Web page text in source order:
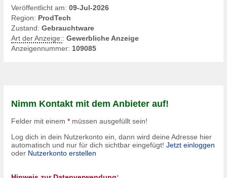
Veröffentlicht am: 09-Jul-2026
Region: ProdTech
Zustand: Gebrauchtware
Art der Anzeige:: Gewerbliche Anzeige
Anzeigennummer: 109085
Nimm Kontakt mit dem Anbieter auf!
Felder mit einem * müssen ausgefüllt sein!
Log dich in dein Nutzerkonto ein, dann wird deine Adresse hier
automatisch und nur für dich sichtbar eingefügt! Jetzt einloggen
oder Nutzerkonto erstellen